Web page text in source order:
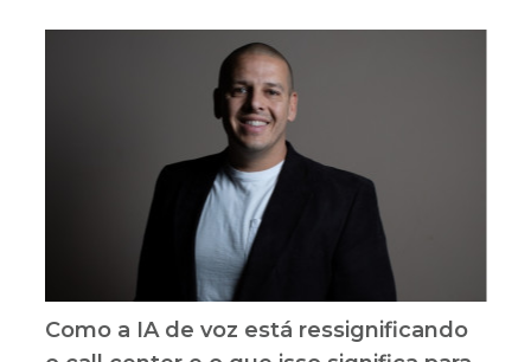
Como a IA de voz está ressignificando